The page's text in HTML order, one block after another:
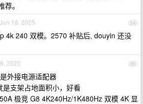
。
54
Jun 18, 2025
4k 240 双模。2570 补贴后, douyin 还没
55
2025
外接电源适配器
支架占地面积小，好看
极竞 G8 4K240Hz/1K480Hz 双模 4K 显